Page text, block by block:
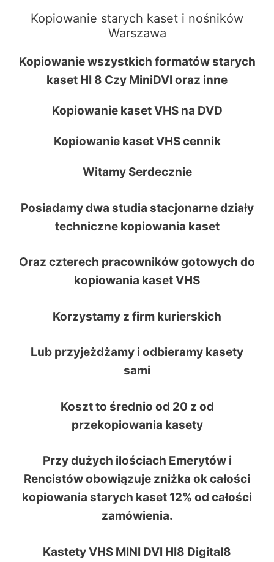
Kopiowanie starych kaset i nośników
Warszawa
Kopiowanie wszystkich formatów starych
kaset HI 8 Czy MiniDVI oraz inne
Kopiowanie kaset VHS na DVD
Kopiowanie kaset VHS cennik
Witamy Serdecznie
Posiadamy dwa studia stacjonarne działy
techniczne kopiowania kaset
Oraz czterech pracowników gotowych do
kopiowania kaset VHS
Korzystamy z firm kurierskich
Lub przyjeżdżamy i odbieramy kasety
sami
Koszt to średnio od 20 z od
przekopiowania kasety
Przy dużych ilościach Emerytów i
Rencistów obowiązuje zniżka ok całości
kopiowania starych kaset 12% od całości
zamówienia.
Kastety VHS MINI DVI HI8 Digital8